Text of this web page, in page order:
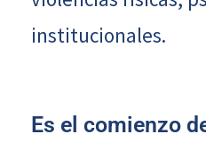
institucionales.
Es el comienzo